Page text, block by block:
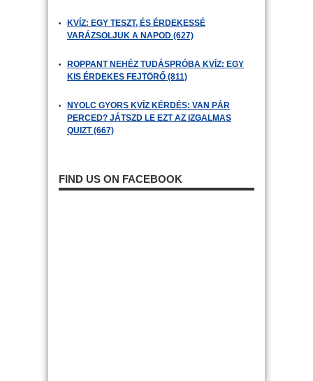
KVÍZ: EGY TESZT, ÉS ÉRDEKESSÉ
VARÁZSOLJUK A NAPOD (627)
ROPPANT NEHÉZ TUDÁSPRÓBA KVÍZ: EGY
KIS ÉRDEKES FEJTÖRŐ (811)
NYOLC GYORS KVÍZ KÉRDÉS: VAN PÁR
PERCED? JÁTSZD LE EZT AZ IZGALMAS
QUIZT (667)
FIND US ON FACEBOOK